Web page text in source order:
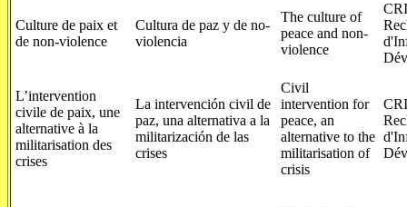
Culture de paix et
de non-violence
Cultura de paz y de no-
violencia
The culture of
peace and non-
violence
L’intervention
civile de paix, une
alternative à la
militarisation des
crises
La intervención civil de
paz, una alternativa a la
militarización de las
crises
Civil
intervention for
peace, an
alternative to the
militarisation of
crisis